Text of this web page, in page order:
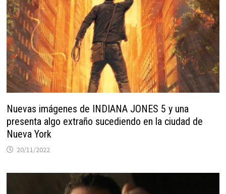
Nuevas imágenes de INDIANA JONES 5 y una
presenta algo extraño sucediendo en la ciudad de
Nueva York
20/11/2022